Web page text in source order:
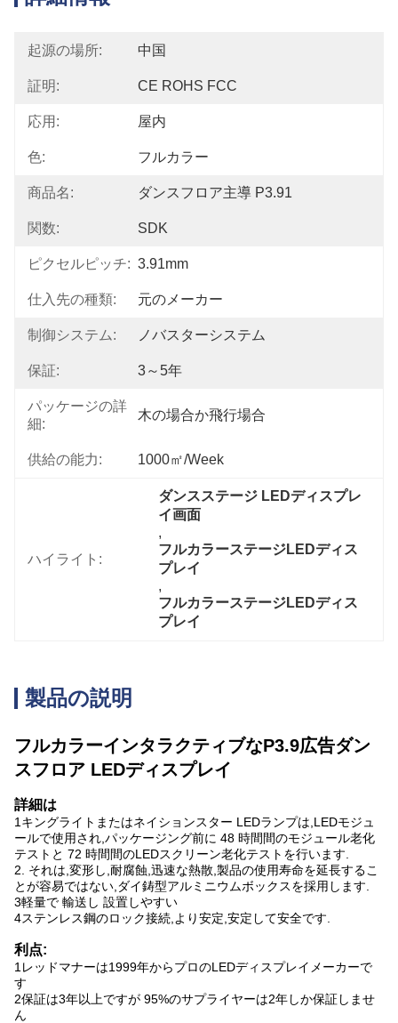
起源の場所: 中国
証明: CE ROHS FCC
応用: 屋内
色: フルカラー
商品名: ダンスフロア主導 P3.91
関数: SDK
ピクセルピッチ: 3.91mm
仕入先の種類: 元のメーカー
制御システム: ノバスターシステム
保証: 3～5年
パッケージの詳
細:
木の場合か飛行場合
供給の能力: 1000㎡/week
ハイライト:
ダンスステージ LEDディスプレ
イ画面
,
フルカラーステージLEDディス
プレイ
,
フルカラーステージLEDディス
プレイ
製品の説明
フルカラーインタラクティブなP3.9広告ダン
スフロア LEDディスプレイ
詳細は
1キングライトまたはネイションスター LEDランプは,LEDモジュ
ールで使用され,パッケージング前に 48 時間間のモジュール老化
テストと 72 時間間のLEDスクリーン老化テストを行います.
2. それは,変形し,耐腐蝕,迅速な熱散,製品の使用寿命を延長するこ
とが容易ではない,ダイ鋳型アルミニウムボックスを採用します.
3軽量で 輸送し 設置しやすい
4ステンレス鋼のロック接続,より安定,安定して安全です.
利点:
1レッドマナーは1999年からプロのLEDディスプレイメーカーで
す
2保証は3年以上ですが 95%のサプライヤーは2年しか保証しませ
ん